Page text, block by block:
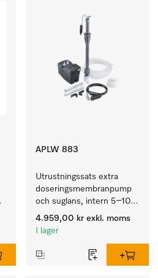
APLW 883
Utrustningssats extra
doseringsmembranpump
och suglans, intern 5–10 l
behållare för PLW 8636.
4.959,00 kr exkl. moms
I lager